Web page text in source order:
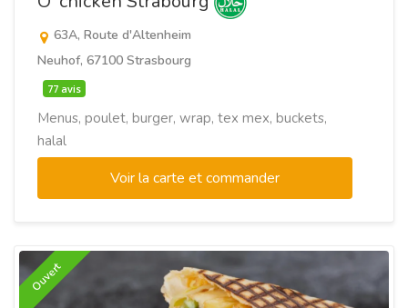
63A, Route d'Altenheim
Neuhof, 67100 Strasbourg
77 avis
Menus, poulet, burger, wrap, tex mex, buckets,
halal
Voir la carte et commander
Ouvert